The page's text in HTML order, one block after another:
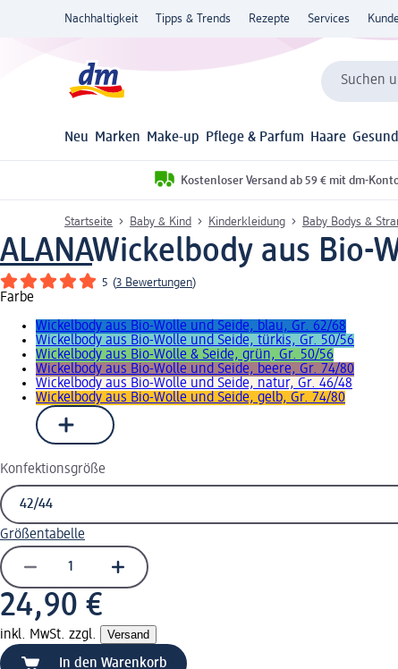
Nachhaltigkeit Tipps & Trends Rezepte Services
Suchen
Neu Marken Make-up Pflege & Parfum Haare
Kostenloser Versand ab 59 € mit dm-
Startseite Baby & Kind Kinderkleidung Baby Bodys &
ALANAWickelbody aus Bio-
5 (3 Bewertungen)
Farbe
Wickelbody aus Bio-Wolle und Seide, blau, Gr. 62/68
Wickelbody aus Bio-Wolle und Seide, türkis, Gr. 50/56
Wickelbody aus Bio-Wolle & Seide, grün, Gr. 50/56
Wickelbody aus Bio-Wolle und Seide, beere, Gr. 74/80
Wickelbody aus Bio-Wolle und Seide, natur, Gr. 46/48
Wickelbody aus Bio-Wolle und Seide, gelb, Gr. 74/80
Konfektionsgröße
Größentabelle
24,90 €
inkl. MwSt. zzgl. Versand
In den Warenkorb